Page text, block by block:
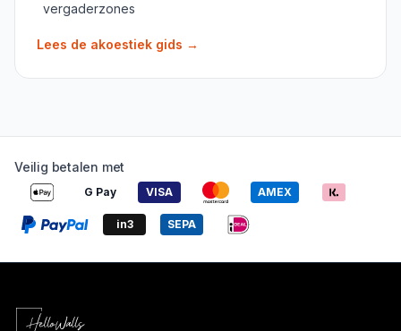
vergaderzones
Lees de akoestiek gids →
Veilig betalen met
G Pay VISA AMEX
in3 SEPA